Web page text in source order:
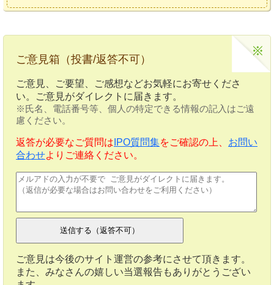
ご意見箱（投書/返答不可）
ご意見、ご要望、ご感想などお気軽にお寄せくださ
い。ご意見がダイレクトに届きます。
※氏名、電話番号等、個人の特定できる情報の記入はご遠
慮ください。
返答が必要なご質問は IPO質問集をご確認の上、 お問い
合わせよりご連絡ください。
ご意見は今後のサイト運営の参考にさせて頂きます。
また、みなさんの嬉しい当選報告もありがとうござい